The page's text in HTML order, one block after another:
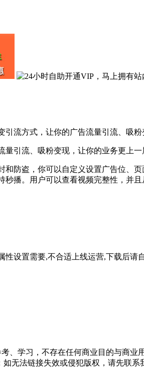
流方式，让你的广告流量引流、吸粉
引流、吸粉变现，让你的业务更上一
防盗，你可以自定义设置广告位、
播。用户可以查看视频完整性，并
设置需要,不合适上线运营,下载后请
、学习，不存在任何商业目的与商业
无法链接失效或侵犯版权，请先联系